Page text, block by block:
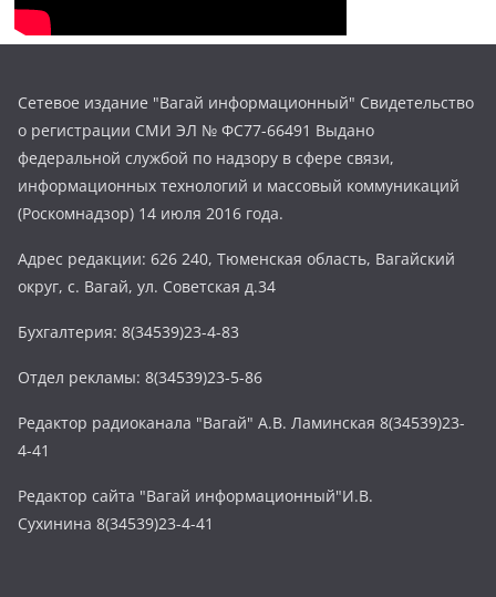
Сетевое издание "Вагай информационный" Свидетельство
о регистрации СМИ ЭЛ № ФС77-66491 Выдано
федеральной службой по надзору в сфере связи,
информационных технологий и массовый коммуникаций
(Роскомнадзор) 14 июля 2016 года.
Адрес редакции: 626 240, Тюменская область, Вагайский
округ, с. Вагай, ул. Советская д.34
Бухгалтерия: 8(34539)23-4-83
Отдел рекламы: 8(34539)23-5-86
Редактор радиоканала "Вагай" А.В. Ламинская 8(34539)23-
4-41
Редактор сайта "Вагай информационный"И.В.
Сухинина 8(34539)23-4-41